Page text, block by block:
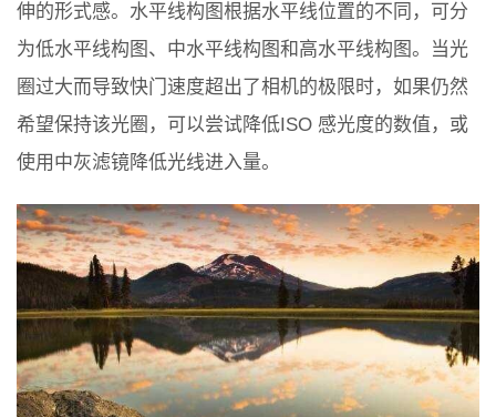
伸的形式感。水平线构图根据水平线位置的不同，可分
为低水平线构图、中水平线构图和高水平线构图。当光
圈过大而导致快门速度超出了相机的极限时，如果仍然
希望保持该光圈，可以尝试降低ISO 感光度的数值，或
使用中灰滤镜降低光线进入量。